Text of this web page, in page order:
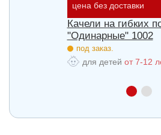
цена без доставки
Качели на гибких
"Одинарные" 1002
под заказ.
для детей от 7-12